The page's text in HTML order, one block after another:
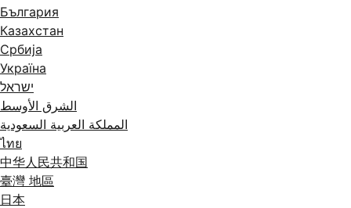
България
Казахстан
Србија
Україна
ישראל
الشرق الأوسط
المملكة العربية السعودية
ไทย
中华人民共和国
臺灣 地區
日本